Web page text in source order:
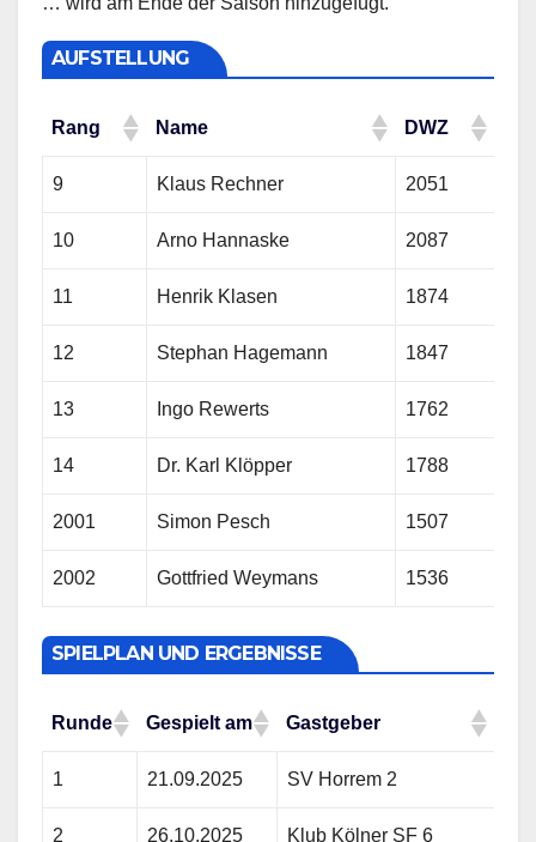
AUFSTELLUNG
Rang Name DWZ
Rang Name DWZ
9 Klaus Rechner 2051
10 Arno Hannaske 2087
11 Henrik Klasen 1874
12 Stephan Hagemann 1847
13 Ingo Rewerts 1762
14 Dr. Karl Klöpper 1788
2001 Simon Pesch 1507
2002 Gottfried Weymans 1536
SPIELPLAN UND ERGEBNISSE
Runde Gespielt am Gastgeber
Runde Gespielt am Gastgeber
1 21.09.2025 SV Horrem 2
2 26.10.2025 Klub Kölner SF 6